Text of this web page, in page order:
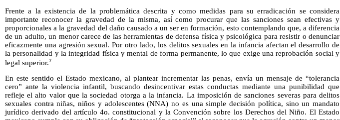
Frente a la existencia de la problemática descrita y como medidas para su erradicación se considera
importante reconocer la gravedad de la misma, así como procurar que las sanciones sean efectivas y
proporcionales a la gravedad del daño causado a un ser en formación, esto contemplando que, a diferencia
de un adulto, un menor carece de las herramientas de defensa física y psicológica para resistir o denunciar
eficazmente una agresión sexual. Por otro lado, los delitos sexuales en la infancia afectan el desarrollo de
la personalidad y la integridad física y mental de forma permanente, lo que exige una reprobación social y
legal superior.7
En este sentido el Estado mexicano, al plantear incrementar las penas, envía un mensaje de “tolerancia
cero” ante la violencia infantil, buscando desincentivar estas conductas mediante una punibilidad que
refleje el alto valor que la sociedad otorga a la infancia. La imposición de sanciones severas para delitos
sexuales contra niñas, niños y adolescentes (NNA) no es una simple decisión política, sino un mandato
jurídico derivado del artículo 4o. constitucional y la Convención sobre los Derechos del Niño. El Estado